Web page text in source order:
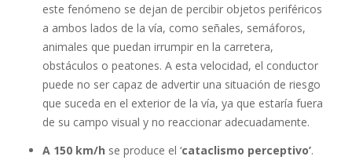
este fenómeno se dejan de percibir objetos periféricos
a ambos lados de la vía, como señales, semáforos,
animales que puedan irrumpir en la carretera,
obstáculos o peatones. A esta velocidad, el conductor
puede no ser capaz de advertir una situación de riesgo
que suceda en el exterior de la vía, ya que estaría fuera
de su campo visual y no reaccionar adecuadamente.
A 150 km/h se produce el ‘cataclismo perceptivo’.